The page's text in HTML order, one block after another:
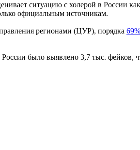
ситуацию с холерой в России
официальным источникам.
регионами (ЦУР), порядка
было выявлено 3,7 тыс. фейков,